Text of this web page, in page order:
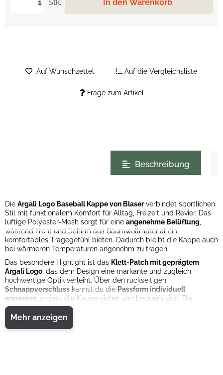
Stk. In den Warenkorb
Frage zum Artikel
Auf Wunschzettel Auf die Vergleichsliste
Beschreibung
Die Argali Logo Baseball Kappe von Blaserverbindet sportlichen
Stil mit funktionalem Komfort für Alltag, Freizeit und Revier. Das
luftige Polyester-Mesh sorgt für eine angenehme Belüftung
während Front und Schirm aus Baumwollmaterial ein
komfortables Tragegefühl bieten. Dadurch bleibt die Kappe auch
bei wärmeren Temperaturen angenehm zu tragen.
Das besondere Highlight ist das Klett-Patch mit geprägtem
Argali Logo , das dem Design eine markante und zugleich
hochwertige Optik verleiht. Über den rückseitigen
Schnappverschluss kannst du die Passform individuell
anpassen , sodass die Kappe sicher und bequem sitzt. Die
Kombination aus funktionaler Belüftung und klassischem
Baseball-Design macht sie zu einem vielseitigen Begleiter für
verschiedenste Aktivitäten.
Mehr anzeigen